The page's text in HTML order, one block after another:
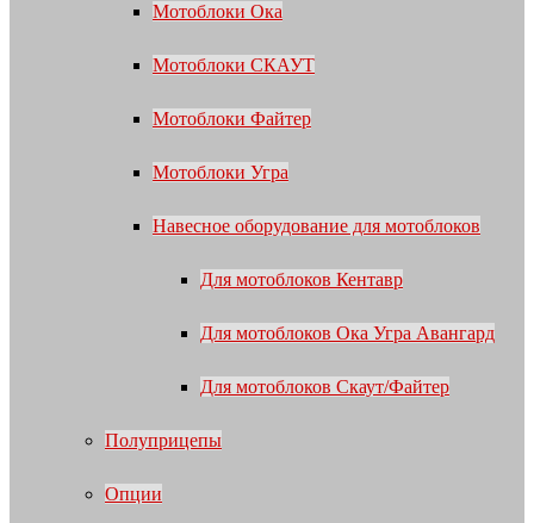
Мотоблоки Ока
Мотоблоки СКАУТ
Мотоблоки Файтер
Мотоблоки Угра
Навесное оборудование для мотоблоков
Для мотоблоков Кентавр
Для мотоблоков Ока Угра Авангард
Для мотоблоков Скаут/Файтер
Полуприцепы
Опции